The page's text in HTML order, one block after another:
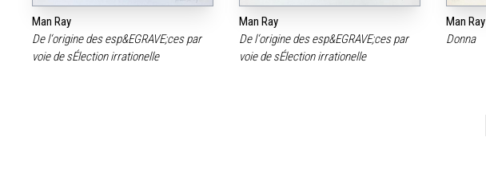
Man Ray
De l‘origine des esp&EGRAVE;ces par
voie de sÉlection irrationelle
Man Ray
De l‘origine des esp&EGRAVE;ces par
voie de sÉlection irrationelle
Man Ray
Donna